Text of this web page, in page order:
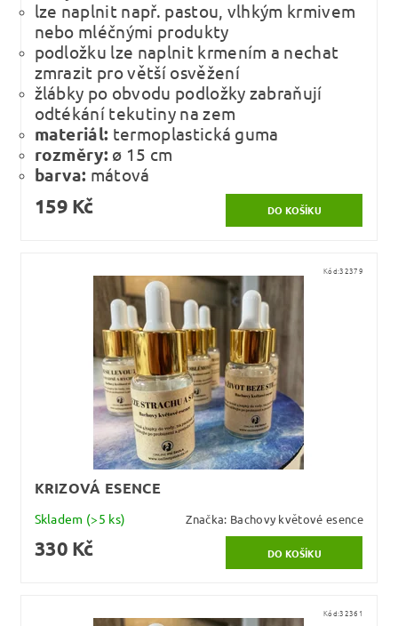
lze naplnit např. pastou, vlhkým krmivem
nebo mléčnými produkty
podložku lze naplnit krmením a nechat
zmrazit pro větší osvěžení
žlábky po obvodu podložky zabraňují
odtékání tekutiny na zem
materiál: termoplastická guma
rozměry: ø 15 cm
barva: mátová
159 Kč
Kód:32379
KRIZOVÁ ESENCE
Skladem (>5 ks) Značka: Bachovy květové esence
330 Kč
Kód:32361